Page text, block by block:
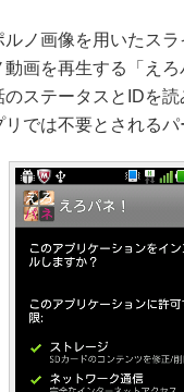
ノ画像を用いたスラ
動画を再生する「え
のステータスとIDを
では不要とされる